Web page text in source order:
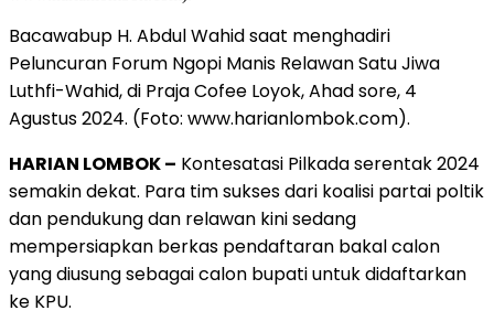
Bacawabup H. Abdul Wahid saat menghadiri
Peluncuran Forum Ngopi Manis Relawan Satu Jiwa
Luthfi-Wahid, di Praja Cofee Loyok, Ahad sore, 4
Agustus 2024. (Foto: www.harianlombok.com).
HARIAN LOMBOK – Kontesatasi Pilkada serentak 2024
semakin dekat. Para tim sukses dari koalisi partai poltik
dan pendukung dan relawan kini sedang
mempersiapkan berkas pendaftaran bakal calon
yang diusung sebagai calon bupati untuk didaftarkan
ke KPU.